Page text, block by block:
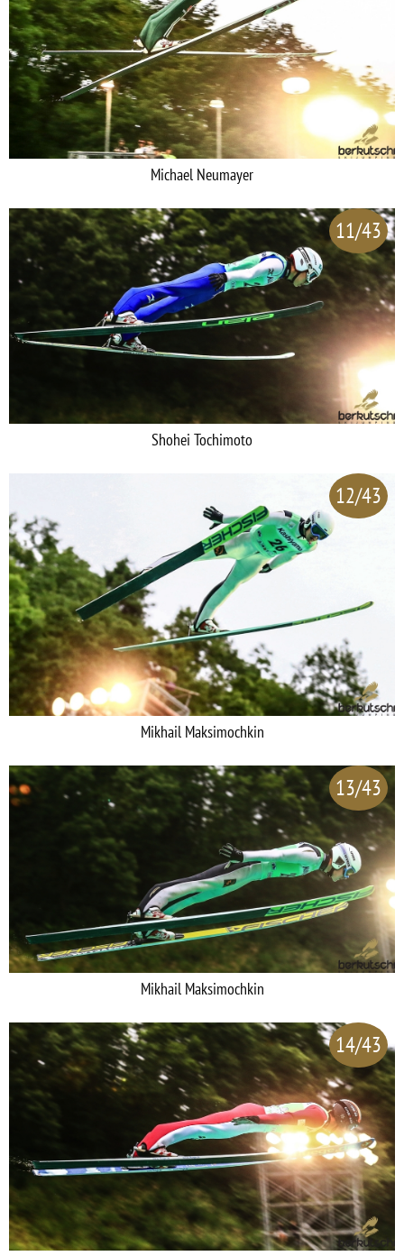
Michael Neumayer
11/43
Shohei Tochimoto
12/43
Mikhail Maksimochkin
13/43
Mikhail Maksimochkin
14/43